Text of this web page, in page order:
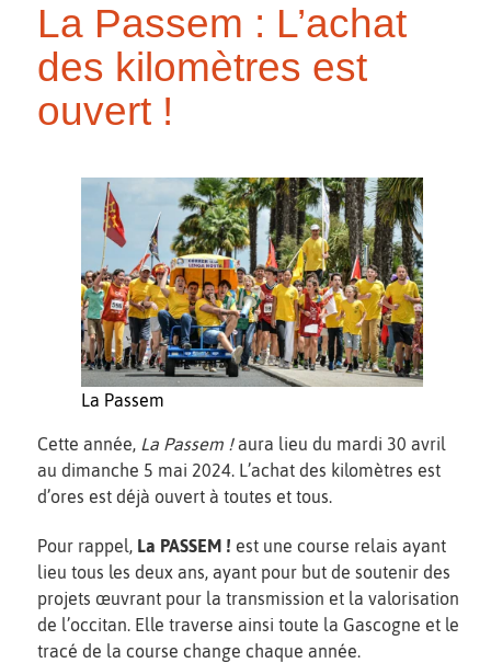
La Passem : L’achat
des kilomètres est
ouvert !
La Passem
Cette année, La Passem !aura lieu du mardi 30 avril
au dimanche 5 mai 2024. L’achat des kilomètres est
d’ores est déjà ouvert à toutes et tous.
Pour rappel, La PASSEM ! est une course relais ayant
lieu tous les deux ans, ayant pour but de soutenir des
projets œuvrant pour la transmission et la valorisation
de l’occitan. Elle traverse ainsi toute la Gascogne et le
tracé de la course change chaque année.